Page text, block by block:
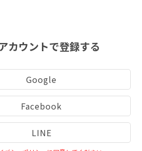
カウントで登録する
Google
Facebook
LINE